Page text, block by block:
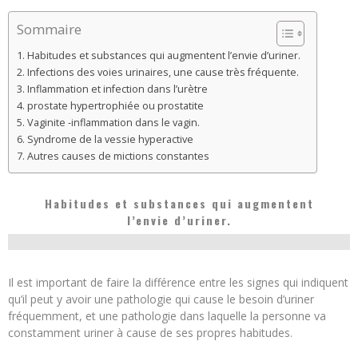
Sommaire
Habitudes et substances qui augmentent l’envie d’uriner.
Infections des voies urinaires, une cause très fréquente.
Inflammation et infection dans l’urètre
prostate hypertrophiée ou prostatite
Vaginite -inflammation dans le vagin.
Syndrome de la vessie hyperactive
Autres causes de mictions constantes
Habitudes et substances qui augmentent
l’envie d’uriner.
Il est important de faire la différence entre les signes qui indiquent
qu’il peut y avoir une pathologie qui cause le besoin d’uriner
fréquemment, et une pathologie dans laquelle la personne va
constamment uriner à cause de ses propres habitudes.